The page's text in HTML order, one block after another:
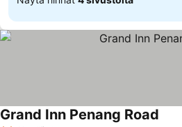
Grand Inn Penang Road